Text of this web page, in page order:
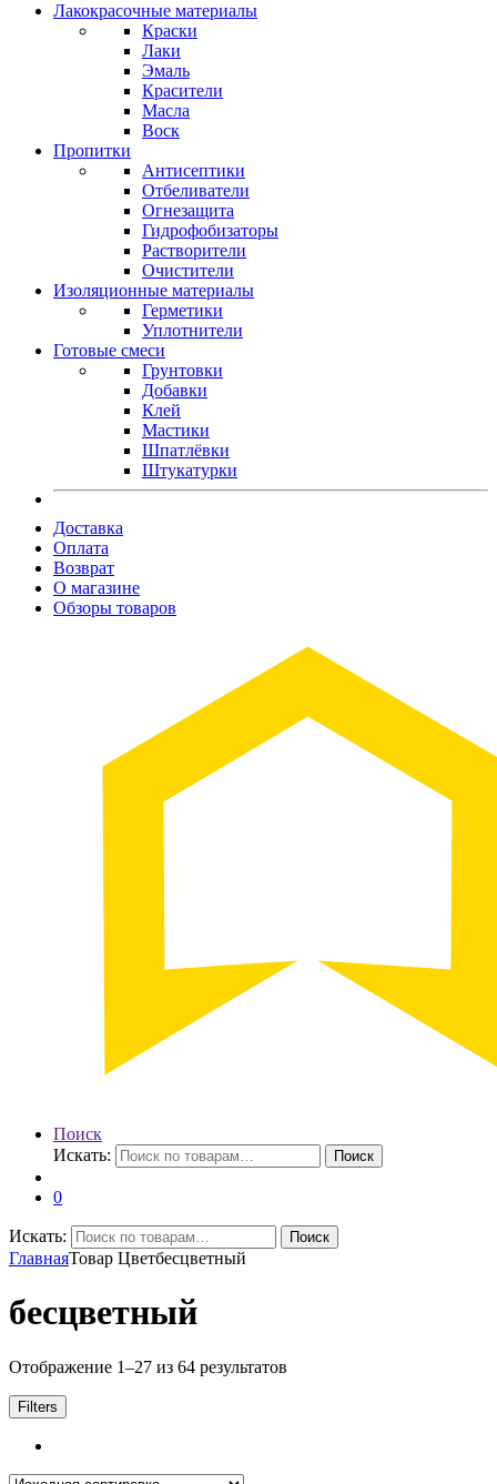
Лакокрасочные материалы
Краски
Лаки
Эмаль
Красители
Масла
Воск
Пропитки
Антисептики
Отбеливатели
Огнезащита
Гидрофобизаторы
Растворители
Очистители
Изоляционные материалы
Герметики
Уплотнители
Готовые смеси
Грунтовки
Добавки
Клей
Мастики
Шпатлёвки
Штукатурки
Доставка
Оплата
Возврат
О магазине
Обзоры товаров
Поиск
Искать:
Поиск
0
Искать: Поиск
ГлавнаяТовар Цветбесцветный
бесцветный
Отображение 1–27 из 64 результатов
Filters